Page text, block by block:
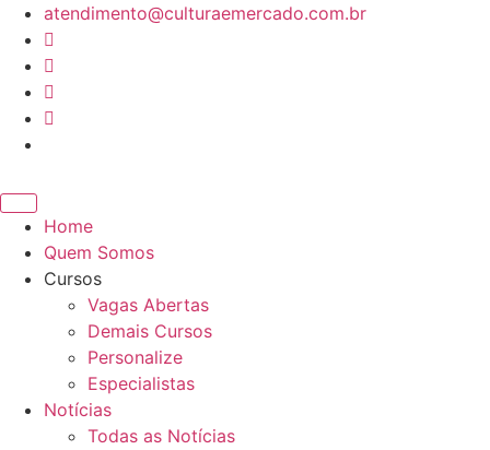
para
conteúdo
atendimento@culturaemercado.com.br
Home
Quem Somos
Cursos
Vagas Abertas
Demais Cursos
Personalize
Especialistas
Notícias
Todas as Notícias